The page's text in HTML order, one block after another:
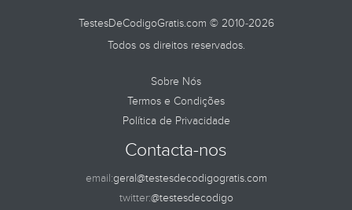
TestesDeCodigoGratis.com © 2010-2026
Todos os direitos reservados.
Sobre Nós
Termos e Condições
Política de Privacidade
Contacta-nos
email:geral@testesdecodigogratis.com
twitter:@testesdecodigo